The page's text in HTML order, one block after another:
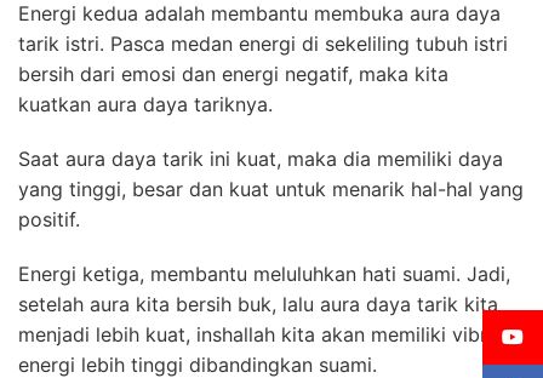
Energi kedua adalah membantu membuka aura daya
tarik istri. Pasca medan energi di sekeliling tubuh istri
bersih dari emosi dan energi negatif, maka kita
kuatkan aura daya tariknya.
Saat aura daya tarik ini kuat, maka dia memiliki daya
yang tinggi, besar dan kuat untuk menarik hal-hal yang
positif.
Energi ketiga, membantu meluluhkan hati suami. Jadi,
setelah aura kita bersih buk, lalu aura daya tarik kita
menjadi lebih kuat, inshallah kita akan memiliki vibrasi
energi lebih tinggi dibandingkan suami.